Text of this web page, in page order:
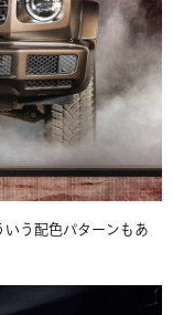
う配色パターンもあ